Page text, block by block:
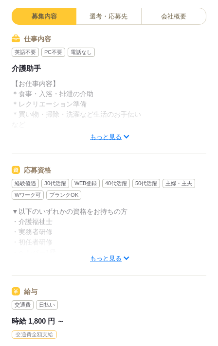
募集内容 選考・応募先 会社概要
仕事内容
英語不要 PC不要 電話なし
介護助手
【お仕事内容】
＊食事・入浴・排泄の介助
＊レクリエーション準備
＊買い物・掃除・洗濯など生活のお手伝い
め、
毎日相談しやすい環境を整えてお待ちしております♪
★様々な研修でフォローアップ★
無資格未経験者への研修プログラムや、eラーニングによる研修
★手厚い取得支援制度★
初任者研修や実務者研修取得のための受講費用を当社が負担。
応募する
もっと見る
応募資格
経験優遇 30代活躍 WEB登録 40代活躍 50代活躍
主婦・主夫
Wワーク可
ブランクOK
▼以下のいずれかの資格をお持ちの方
・介護福祉士
・実務者研修
・初任者研修
＊経験があれば無資格でもOK
＊資格・経験を高く評価します！
もっと見る
給与
交通費 日払い
時給 1,800 円 ～
交通費全額支給